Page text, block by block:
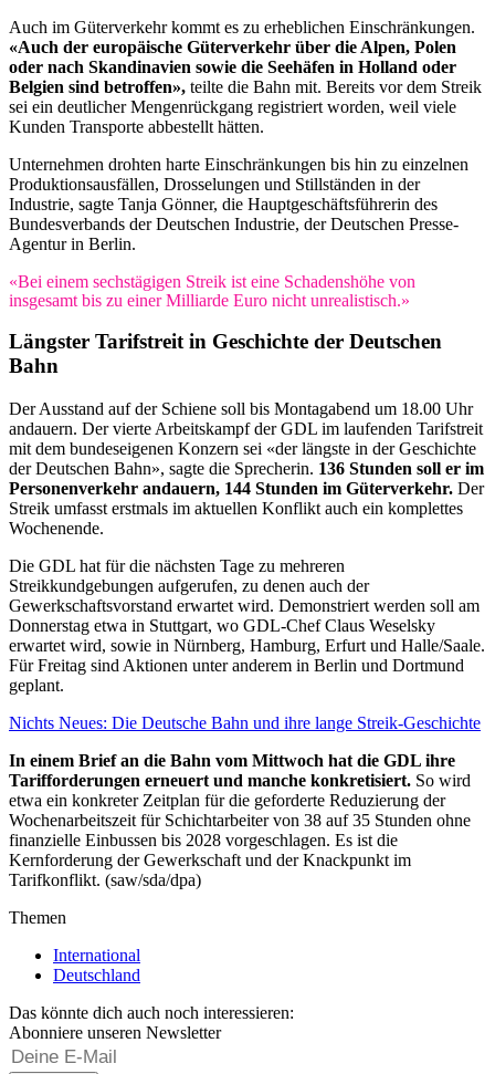
Auch im Güterverkehr kommt es zu erheblichen Einschränkungen.
«Auch der europäische Güterverkehr über die Alpen, Polen
oder nach Skandinavien sowie die Seehäfen in Holland oder
Belgien sind betroffen», teilte die Bahn mit. Bereits vor dem Streik
sei ein deutlicher Mengenrückgang registriert worden, weil viele
Kunden Transporte abbestellt hätten.
Unternehmen drohten harte Einschränkungen bis hin zu einzelnen
Produktionsausfällen, Drosselungen und Stillständen in der
Industrie, sagte Tanja Gönner, die Hauptgeschäftsführerin des
Bundesverbands der Deutschen Industrie, der Deutschen Presse-
Agentur in Berlin.
«Bei einem sechstägigen Streik ist eine Schadenshöhe von
insgesamt bis zu einer Milliarde Euro nicht unrealistisch.»
Längster Tarifstreit in Geschichte der Deutschen
Bahn
Der Ausstand auf der Schiene soll bis Montagabend um 18.00 Uhr
andauern. Der vierte Arbeitskampf der GDL im laufenden Tarifstreit
mit dem bundeseigenen Konzern sei «der längste in der Geschichte
der Deutschen Bahn», sagte die Sprecherin. 136 Stunden soll er im
Personenverkehr andauern, 144 Stunden im Güterverkehr. Der
Streik umfasst erstmals im aktuellen Konflikt auch ein komplettes
Wochenende.
Die GDL hat für die nächsten Tage zu mehreren
Streikkundgebungen aufgerufen, zu denen auch der
Gewerkschaftsvorstand erwartet wird. Demonstriert werden soll am
Donnerstag etwa in Stuttgart, wo GDL-Chef Claus Weselsky
erwartet wird, sowie in Nürnberg, Hamburg, Erfurt und Halle/Saale.
Für Freitag sind Aktionen unter anderem in Berlin und Dortmund
geplant.
Nichts Neues: Die Deutsche Bahn und ihre lange Streik-Geschichte
In einem Brief an die Bahn vom Mittwoch hat die GDL ihre
Tarifforderungen erneuert und manche konkretisiert. So wird
etwa ein konkreter Zeitplan für die geforderte Reduzierung der
Wochenarbeitszeit für Schichtarbeiter von 38 auf 35 Stunden ohne
finanzielle Einbussen bis 2028 vorgeschlagen. Es ist die
Kernforderung der Gewerkschaft und der Knackpunkt im
Tarifkonflikt. (saw/sda/dpa)
Themen
International
Deutschland
Das könnte dich auch noch interessieren:
Abonniere unseren Newsletter